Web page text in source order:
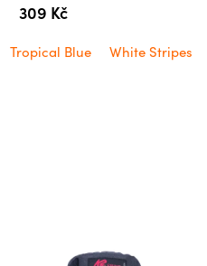
309 Kč
Tropical Blue White Stripes